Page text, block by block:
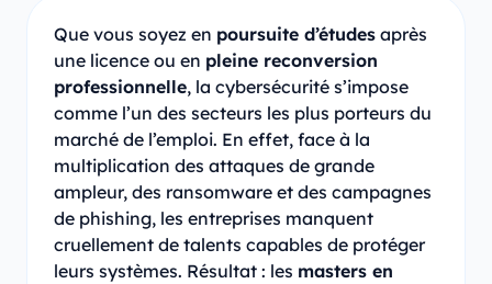
Que vous soyez en poursuite d’études après
une licence ou en pleine reconversion
professionnelle, la cybersécurité s’impose
comme l’un des secteurs les plus porteurs du
marché de l’emploi. En effet, face à la
multiplication des attaques de grande
ampleur, des ransomware et des campagnes
de phishing, les entreprises manquent
cruellement de talents capables de protéger
leurs systèmes. Résultat : les masters en